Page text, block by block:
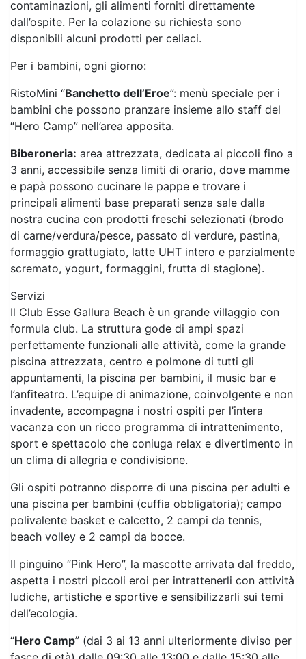
Per i bambini, ogni giorno:
RistoMini “ Banchetto dell’Eroe”: menù speciale per i
“Hero Camp” nell’area apposita.
Biberoneria: area attrezzata, dedicata ai piccoli fino a
3 anni, accessibile senza limiti di orario, dove mamme
e papà possono cucinare le pappe e trovare i
nostra cucina con prodotti freschi selezionati (brodo
di carne/verdura/pesce, passato di verdure, pastina,
formaggio grattugiato, latte UHT intero e parzialmente
scremato, yogurt, formaggini, frutta di stagione).
Servizi
Il Club Esse Gallura Beach è un grande villaggio con
formula club. La struttura gode di ampi spazi
piscina attrezzata, centro e polmone di tutti gli
appuntamenti, la piscina per bambini, il music bar e
l’anfiteatro. L’equipe di animazione, coinvolgente e non
invadente, accompagna i nostri ospiti per l’intera
vacanza con un ricco programma di intrattenimento,
sport e spettacolo che coniuga relax e divertimento in
un clima di allegria e condivisione.
Gli ospiti potranno disporre di una piscina per adulti e
una piscina per bambini (cuffia obbligatoria); campo
polivalente basket e calcetto, 2 campi da tennis,
Il pinguino “Pink Hero”, la mascotte arrivata dal freddo,
aspetta i nostri piccoli eroi per intrattenerli con attività
ludiche, artistiche e sportive e sensibilizzarli sui temi
“Hero Camp” (dai 3 ai 13 anni ulteriormente diviso per
fasce di età) dalle 09:30 alle 13:00 e dalle 15:30 alle
18:30, permette ai nostri piccoli amici di vivere una
area giochi attrezzata.